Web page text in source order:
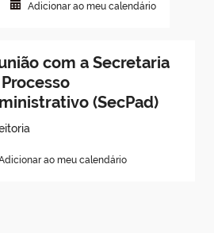
Adicionar ao meu calendário
com a Secretaria
(SecPad)
ao meu calendário